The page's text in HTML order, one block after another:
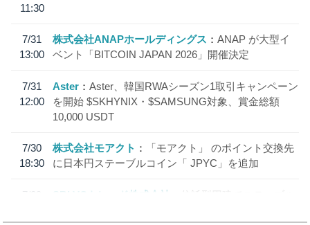
11:30
7/31
13:00
株式会社ANAPホールディングス
ANAP が大型イ
ベント「BITCOIN JAPAN 2026」開催決定
7/31
12:00
Aster
Aster、韓国RWAシーズン1取引キャンペーン
を開始 $SKHYNIX・$SAMSUNG対象、賞金総額
10,000 USDT
7/30
18:30
株式会社モアクト
「モアクト」 のポイント交換先
に日本円ステーブルコイン「 JPYC」を追加
7/29
SBI VCトレード株式会社
信託型円建てステーブル